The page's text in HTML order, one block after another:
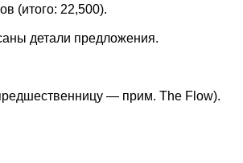
(итого: 22,500).
детали предложения.
— прим. The Flow).